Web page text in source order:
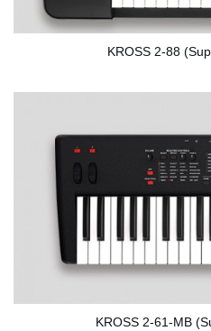
KROSS 2-88
KROSS 2-61-MB